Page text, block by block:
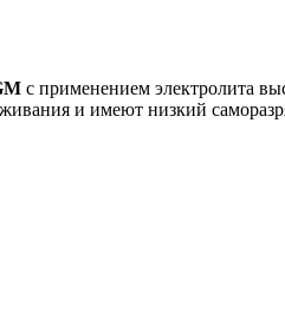
с применением электролита
и имеют низкий